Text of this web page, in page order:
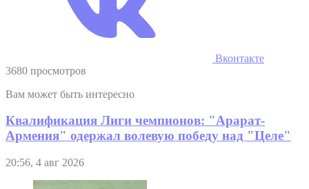
Вконтакте
3680 просмотров
Вам может быть интересно
Квалификация Лиги чемпионов: "Арарат-
Армения" одержал волевую победу над "Целе"
20:56, 4 авг 2026